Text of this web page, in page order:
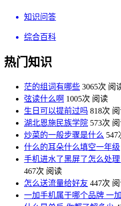
知识问答
综合百科
热门知识
茫的组词有哪些 3065次 阅
弦读什么啊 1005次 阅读
生日可以提前过吗 818次
湖北恩施民族学院 573次
炒菜的一般步骤是什么 547
什么的耳朵什么填空一年级
手机进水了黑屏了怎么处
467次 阅读
怎么送流量给好友 447次
一加手机属于哪个品牌 一